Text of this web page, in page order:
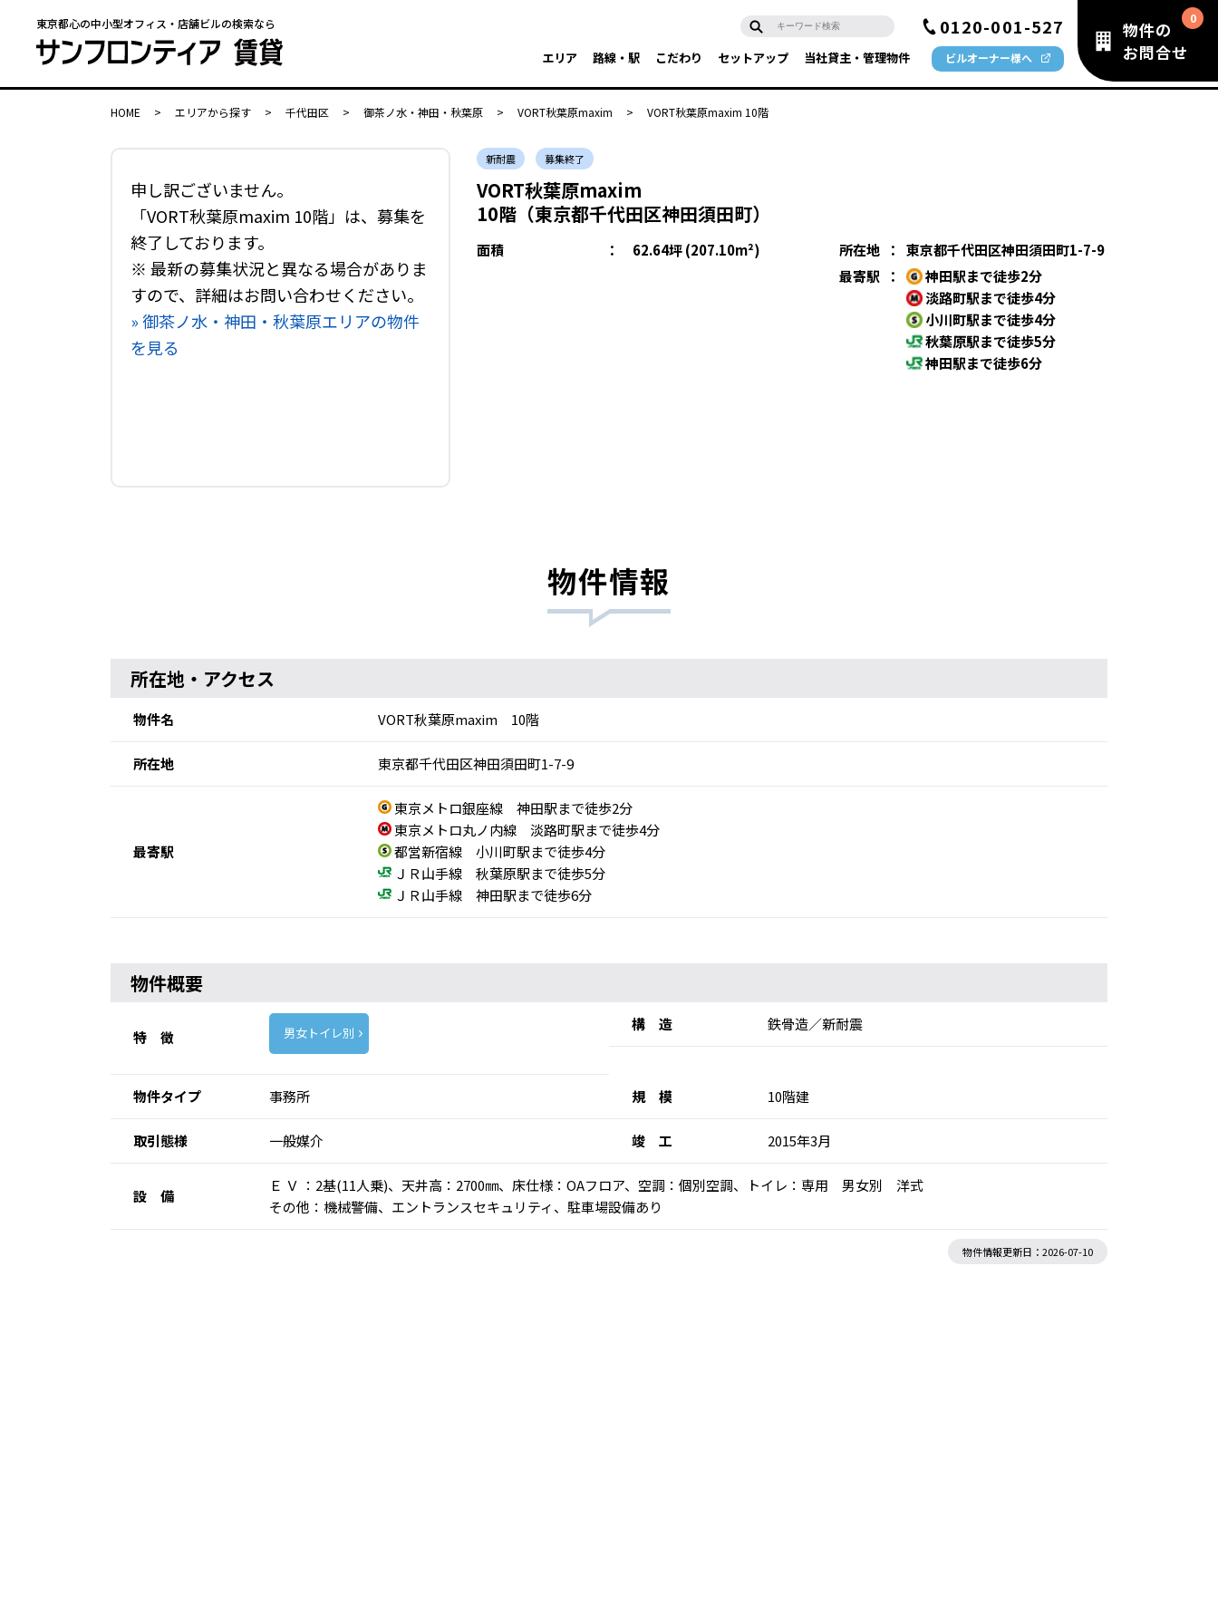
東京都心の中小型オフィス・店舗ビルの検索なら 0120-001-527
エリア 路線・駅 こだわり セットアップ 当社貸主・管理物件 ビルオーナー様へ
物件の
お問合せ
HOME > エリアから探す > 千代田区 > 御茶ノ水・神田・秋葉原 > VORT秋葉原maxim > VORT秋葉原maxim 10階
申し訳ございません。
「VORT秋葉原maxim 10階」は、募集を
終了しております。
※ 最新の募集状況と異なる場合がありま
すので、詳細はお問い合わせください。
» 御茶ノ水・神田・秋葉原エリアの物件
を見る
新耐震 募集終了
VORT秋葉原maxim
10階（東京都千代田区神田須田町）
面積 ： 62.64坪 (207.10m²) 所在地 ：
東京都千代田区神田須田町1-7-9
最寄駅
：
神田駅まで徒歩2分
淡路町駅まで徒歩4分
小川町駅まで徒歩4分
秋葉原駅まで徒歩5分
神田駅まで徒歩6分
物件情報
所在地・アクセス
物件名 VORT秋葉原maxim 10階
所在地 東京都千代田区神田須田町1-7-9
最寄駅
東京メトロ銀座線 神田駅まで徒歩2分
東京メトロ丸ノ内線 淡路町駅まで徒歩4分
都営新宿線 小川町駅まで徒歩4分
ＪＲ山手線 秋葉原駅まで徒歩5分
ＪＲ山手線 神田駅まで徒歩6分
物件概要
特 徴 男女トイレ別 構 造 鉄骨造／新耐震
物件タイプ 事務所 規 模 10階建
取引態様 一般媒介 竣 工 2015年3月
設 備
Ｅ Ｖ ：2基(11人乗)、天井高：2700㎜、床仕様：OAフロア、空調：個別空調、トイレ：専用 男女別 洋式
その他：機械警備、エントランスセキュリティ、駐車場設備あり
物件情報更新日：2026-07-10